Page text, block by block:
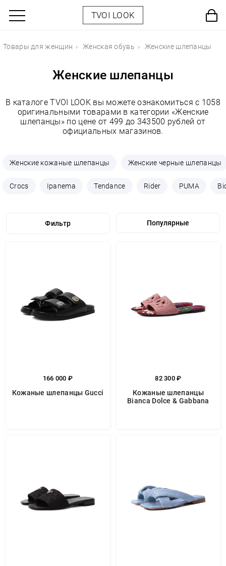
TVOI LOOK
Товары для женщин Женская обувь Женские шлепанцы
Женские шлепанцы
В каталоге TVOI LOOK вы можете ознакомиться с 1058
оригинальными товарами в категории «Женские
шлепанцы» по цене от 499 до 343500 рублей от
официальных магазинов.
Женские кожаные шлепанцы Женские черные шлепанцы
Crocs Ipanema Tendance Rider PUMA
Фильтр
166 000 ₽
Кожаные шлепанцы Gucci
82 300 ₽
Кожаные шлепанцы
Bianca Dolce & Gabbana